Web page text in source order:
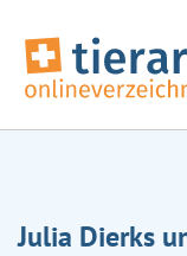
Julia Dierks